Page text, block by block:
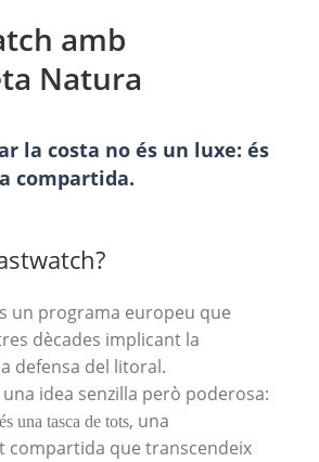
amb
Natura
la costa no és un luxe: és
compartida.
un programa europeu que
dècades implicant la
defensa del litoral.
idea senzilla però poderosa:
una tasca de tots, una
compartida que transcendeix